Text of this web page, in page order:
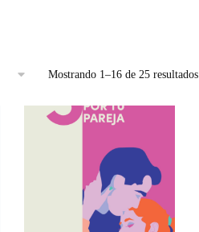
Mostrando 1–16 de 25 resultados